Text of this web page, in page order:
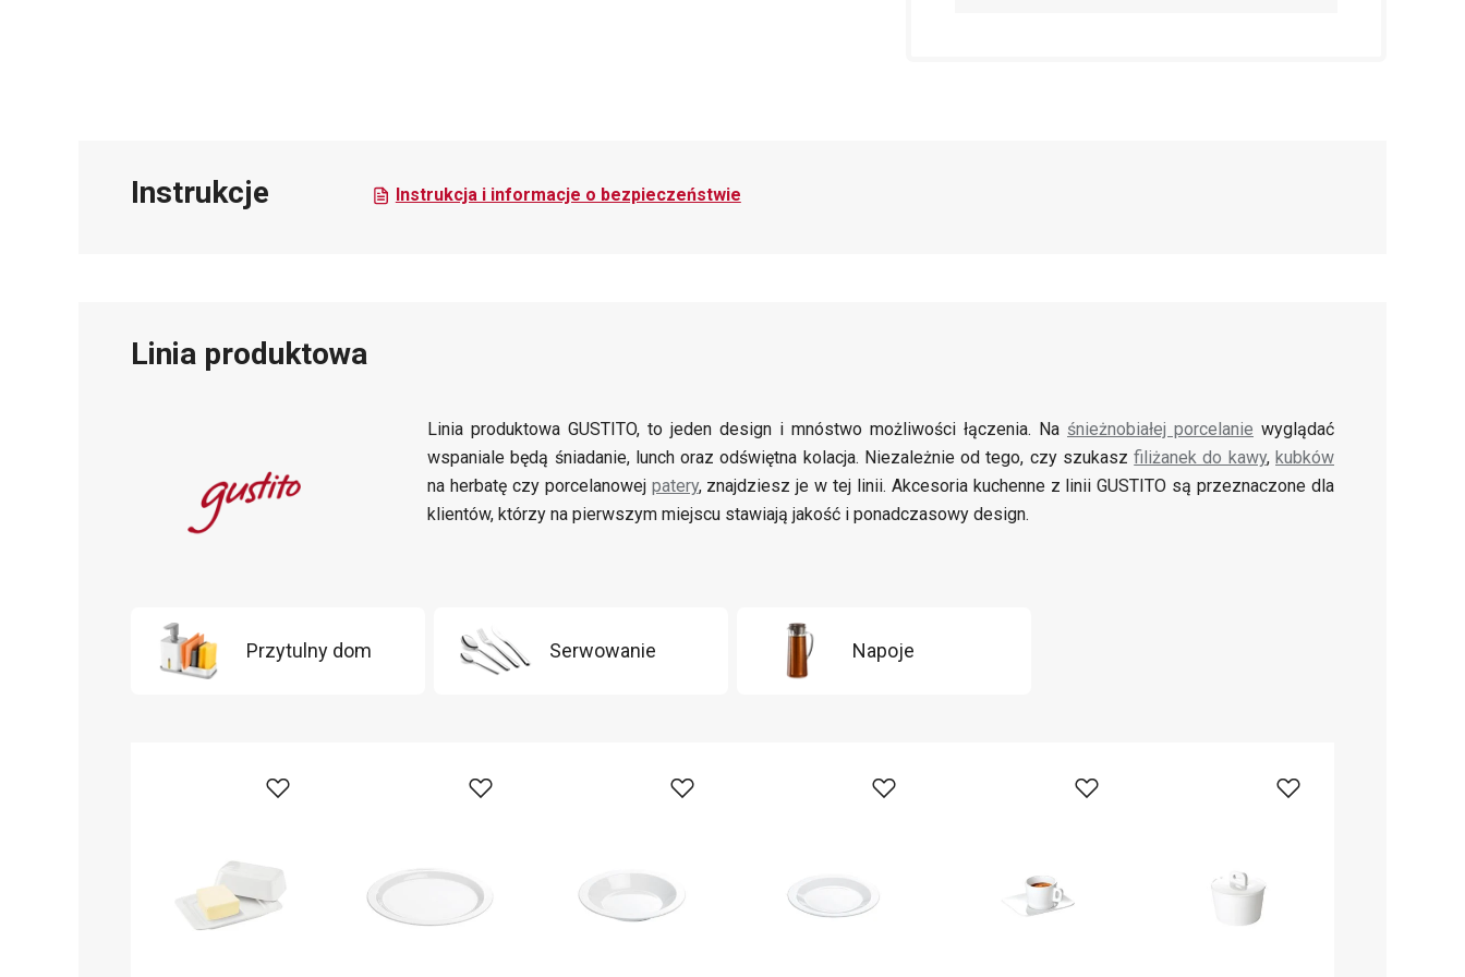
Instrukcje Instrukcja i informacje o bezpieczeństwie
Linia produktowa
Linia produktowa GUSTITO, to jeden design i mnóstwo możliwości łączenia. Na śnieżnobiałej porcelanie wyglądać
wspaniale będą śniadanie, lunch oraz odświętna kolacja. Niezależnie od tego, czy szukaszfiliżanek do kawy,kubków
na herbatę czy porcelanowej patery, znajdziesz je w tej linii. Akcesoria kuchenne z linii GUSTITO są przeznaczone dla
klientów, którzy na pierwszym miejscu stawiają jakość i ponadczasowy design.
Przytulny dom Serwowanie Napoje